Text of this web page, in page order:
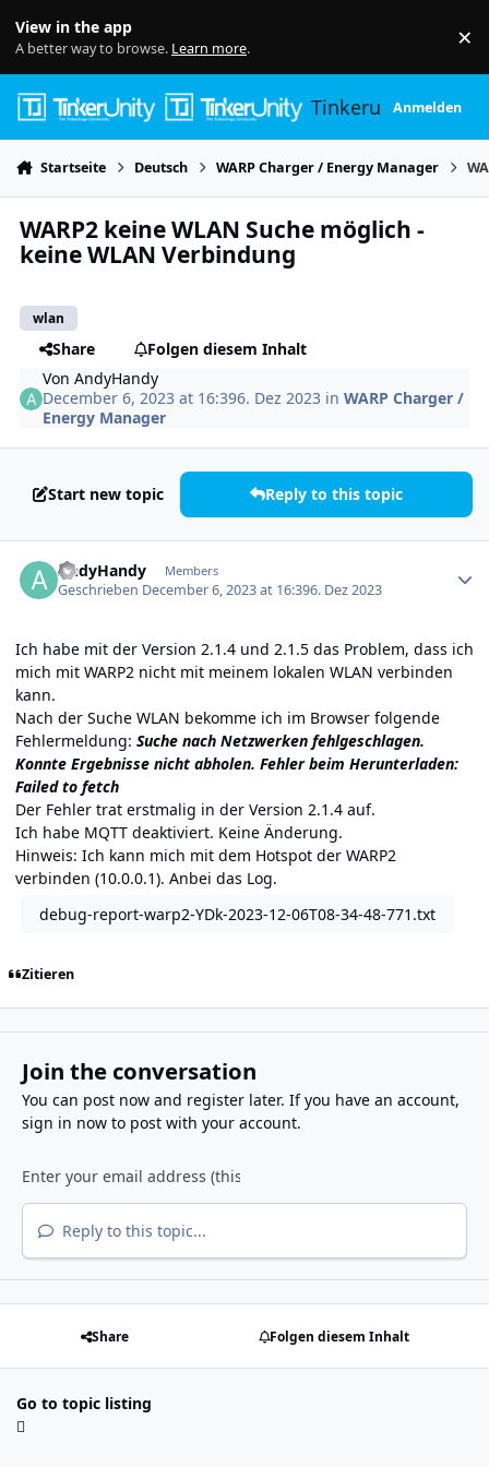
View in the app
A better way to browse. Learn more. ×
TinkerunityAnmelden
Startseite Deutsch WARP Charger / Energy Manager
WARP2 keine WLAN Suche möglich -
keine WLAN Verbindung
wlan
Share
Folgen diesem Inhalt
VonAndyHandy
December 6, 2023 at 16:396. Dez 2023 inWARP Charger /
Energy Manager
Start new topic Reply to this topic
AndyHandy Members
Geschrieben December 6, 2023 at 16:396. Dez 2023
Ich habe mit der Version 2.1.4 und 2.1.5 das Problem, dass ich
mich mit WARP2 nicht mit meinem lokalen WLAN verbinden
kann.
Nach der Suche WLAN bekomme ich im Browser folgende
Fehlermeldung: Suche nach Netzwerken fehlgeschlagen.
Konnte Ergebnisse nicht abholen. Fehler beim Herunterladen:
Failed to fetch
Der Fehler trat erstmalig in der Version 2.1.4 auf.
Ich habe MQTT deaktiviert. Keine Änderung.
Hinweis: Ich kann mich mit dem Hotspot der WARP2
verbinden (10.0.0.1). Anbei das Log.
debug-report-warp2-YDk-2023-12-06T08-34-48-771.txt
Zitieren
Join the conversation
You can post now and register later. If you have an account,
sign in nowto post with your account.
Reply to this topic...
Share Folgen diesem Inhalt
Go to topic listing